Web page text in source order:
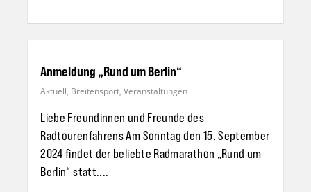
Anmeldung „Rund um Berlin“
Aktuell, Breitensport,Veranstaltungen
Liebe Freundinnen und Freunde des
Radtourenfahrens Am Sonntag den 15. September
2024 findet der beliebte Radmarathon „Rund um
Berlin“ statt....